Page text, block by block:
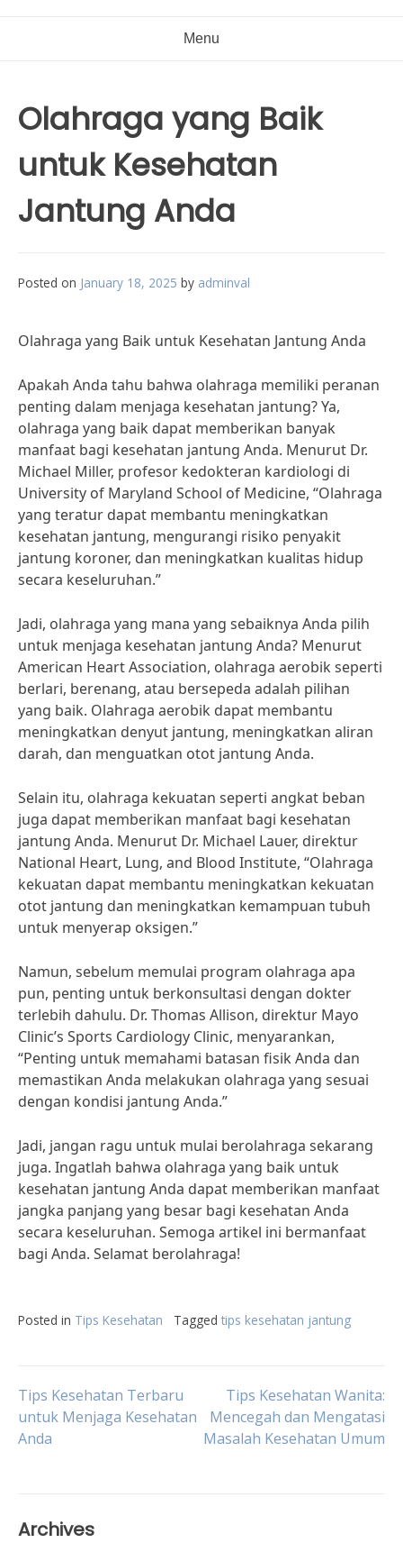
Menu
Olahraga yang Baik
untuk Kesehatan
Jantung Anda
Posted on January 18, 2025 by adminval
Olahraga yang Baik untuk Kesehatan Jantung Anda
Apakah Anda tahu bahwa olahraga memiliki peranan
penting dalam menjaga kesehatan jantung? Ya,
olahraga yang baik dapat memberikan banyak
manfaat bagi kesehatan jantung Anda. Menurut Dr.
Michael Miller, profesor kedokteran kardiologi di
University of Maryland School of Medicine, “Olahraga
yang teratur dapat membantu meningkatkan
kesehatan jantung, mengurangi risiko penyakit
jantung koroner, dan meningkatkan kualitas hidup
secara keseluruhan.”
Jadi, olahraga yang mana yang sebaiknya Anda pilih
untuk menjaga kesehatan jantung Anda? Menurut
American Heart Association, olahraga aerobik seperti
berlari, berenang, atau bersepeda adalah pilihan
yang baik. Olahraga aerobik dapat membantu
meningkatkan denyut jantung, meningkatkan aliran
darah, dan menguatkan otot jantung Anda.
Selain itu, olahraga kekuatan seperti angkat beban
juga dapat memberikan manfaat bagi kesehatan
jantung Anda. Menurut Dr. Michael Lauer, direktur
National Heart, Lung, and Blood Institute, “Olahraga
kekuatan dapat membantu meningkatkan kekuatan
otot jantung dan meningkatkan kemampuan tubuh
untuk menyerap oksigen.”
Namun, sebelum memulai program olahraga apa
pun, penting untuk berkonsultasi dengan dokter
terlebih dahulu. Dr. Thomas Allison, direktur Mayo
Clinic’s Sports Cardiology Clinic, menyarankan,
“Penting untuk memahami batasan fisik Anda dan
memastikan Anda melakukan olahraga yang sesuai
dengan kondisi jantung Anda.”
Jadi, jangan ragu untuk mulai berolahraga sekarang
juga. Ingatlah bahwa olahraga yang baik untuk
kesehatan jantung Anda dapat memberikan manfaat
jangka panjang yang besar bagi kesehatan Anda
secara keseluruhan. Semoga artikel ini bermanfaat
bagi Anda. Selamat berolahraga!
Posted in Tips Kesehatan Tagged tips kesehatan jantung
Post
navigation
Tips Kesehatan Terbaru
untuk Menjaga Kesehatan
Anda
Tips Kesehatan Wanita:
Mencegah dan Mengatasi
Masalah Kesehatan Umum
Archives